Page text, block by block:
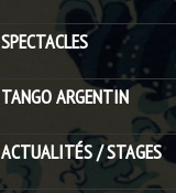
SPECTACLES
TANGO ARGENTIN
ACTUALITÉS / STAGES